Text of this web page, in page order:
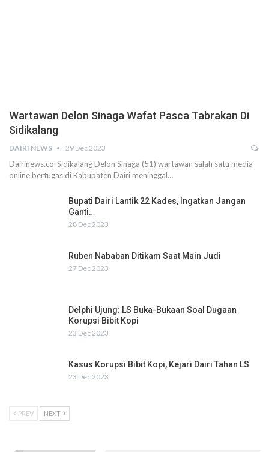
Wartawan Delon Sinaga Wafat Pasca Tabrakan Di
Sidikalang
DAIRI NEWS 29 Dec 2023
Dairinews.co-Sidikalang Delon Sinaga (51) wartawan salah satu media
online bertugas di Kabupaten Dairi meninggal…
Bupati Dairi Lantik 22 Kades, Ingatkan Jangan
Ganti…
28 Dec 2023
Ruben Nababan Ditikam Saat Main Judi
27 Dec 2023
Delphi Ujung: LS Buka-Bukaan Soal Dugaan
Korupsi Bibit Kopi
23 Dec 2023
Kasus Korupsi Bibit Kopi, Kejari Dairi Tahan LS
23 Dec 2023
PREV NEXT